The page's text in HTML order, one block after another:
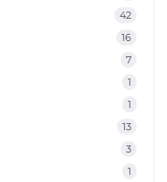
42
16
7
1
1
13
3
1